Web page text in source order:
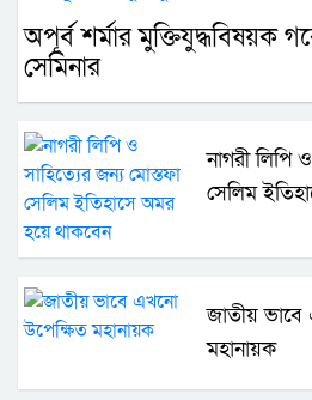
অপূর্ব শর্মার মুক্তিযুদ্ধবিষয়ক
সেমিনার
নাগরী লিপি
সেলিম
জাতীয়
মহানায়ক